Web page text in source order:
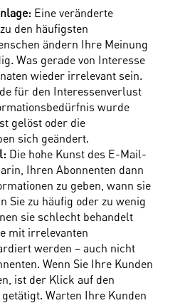
Eine veränderte
den häufigsten
ändern Ihre Meinung
Was gerade von Interesse
wieder irrelevant sein.
für den Interessenverlust
wurde
gelöst oder die
sich geändert.
Die hohe Kunst des E-Mail-
Ihren Abonnenten dann
zu geben, wann sie
Sie zu häufig oder zu wenig
sie schlecht behandelt
mit irrelevanten
werden – auch nicht
Wenn Sie Ihre Kunden
ist der Klick auf den
Warten Ihre Kunden